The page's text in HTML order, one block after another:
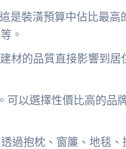
是裝潢預算中佔比最高
。
材的品質直接影響到
可以選擇性價比高的品
過抱枕、窗簾、地毯